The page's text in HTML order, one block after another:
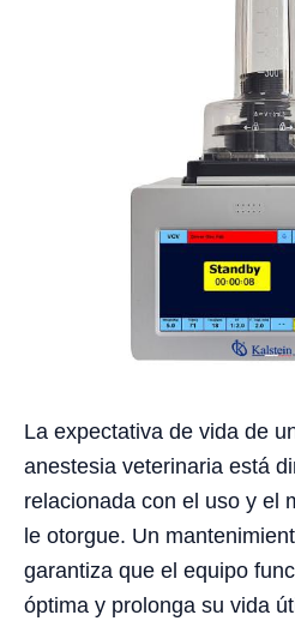
La expectativa de vida de
anestesia veterinaria está
relacionada con el uso y el
le otorgue. Un
garantiza que el equipo
óptima y prolonga su vida